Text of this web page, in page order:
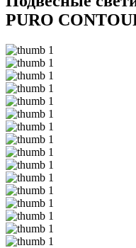
PURO